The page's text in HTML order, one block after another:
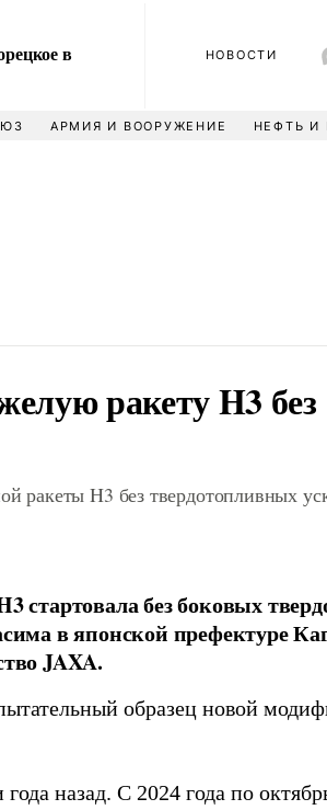
в
НОВОСТИ
АРМИЯ И ВООРУЖЕНИЕ НЕФТЬ И
ракету H3 без
ракеты H3 без твердотопливных
стартовала без боковых
в японской префектуре
JAXA.
образец новой
назад. С 2024 года по